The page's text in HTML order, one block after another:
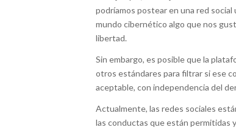
podríamos postear en una red
mundo cibernético algo que nos
libertad.
Sin embargo, es posible que la
otros estándares para filtrar si ese
aceptable, con independencia del
Actualmente, las redes sociales
las conductas que están permitidas